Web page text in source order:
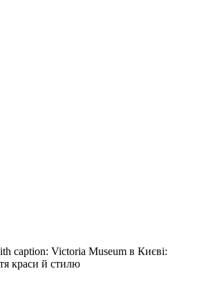
caption: Victoria Museum в Києві:
краси й стилю